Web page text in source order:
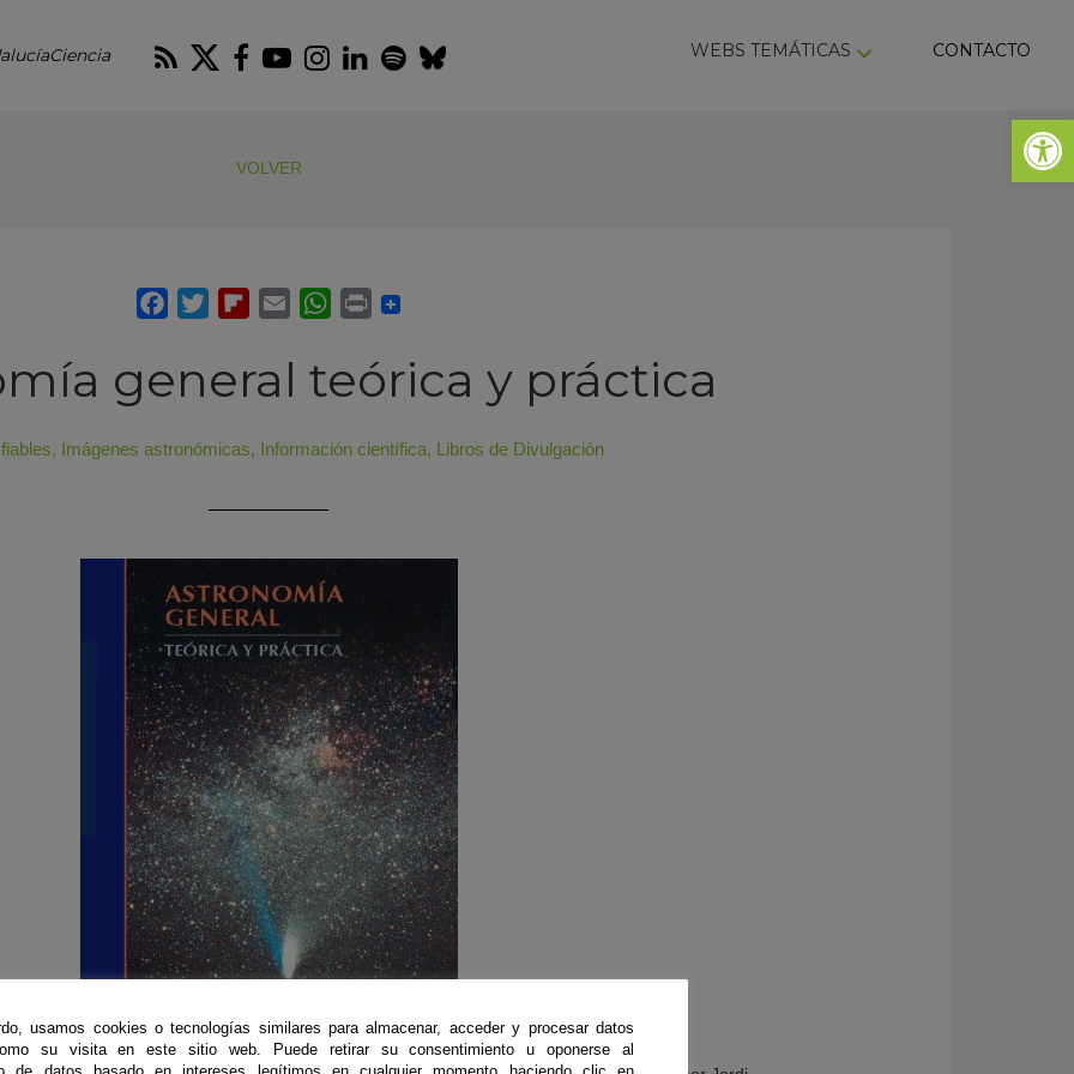
Abrir
RSS Twitter
Facebook
Youtube
Instagram
LinkedIn
Spotify
Bluesky WEBS TEMÁTICAS CONTACTO
VOLVER
general teórica y práctica
, Imágenes astronómicas, Información científica, Libros de Divulgación
usamos cookies o tecnologías similares para almacenar, acceder y procesar datos
su visita en este sitio web. Puede retirar su consentimiento u oponerse al